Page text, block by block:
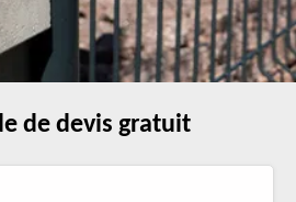
de devis gratuit